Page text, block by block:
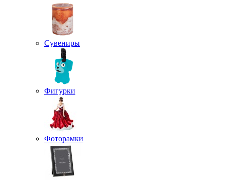
Сувениры
Фигурки
Фоторамки